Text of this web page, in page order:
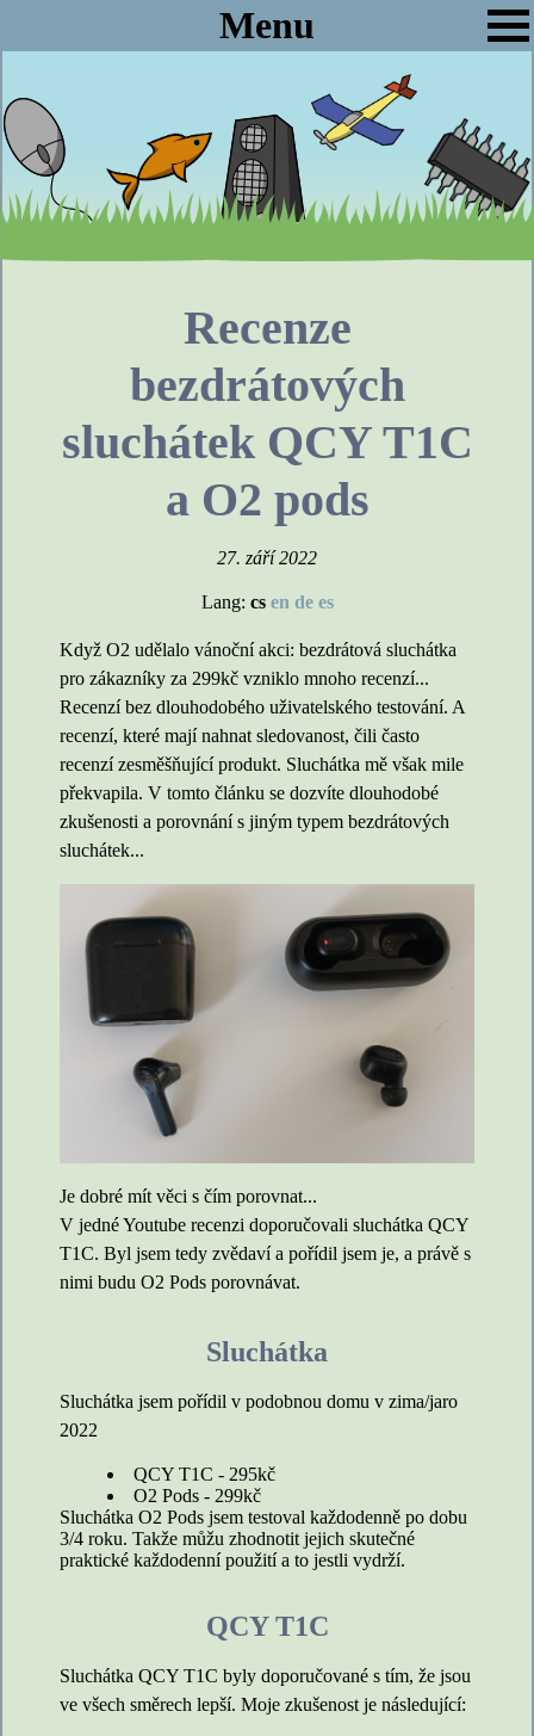
Menu
Recenze
bezdrátových
sluchátek QCY T1C
a O2 pods
27. září 2022
Lang: cs en de es
Když O2 udělalo vánoční akci: bezdrátová sluchátka
pro zákazníky za 299kč vzniklo mnoho recenzí...
Recenzí bez dlouhodobého uživatelského testování. A
recenzí, které mají nahnat sledovanost, čili často
recenzí zesměšňující produkt. Sluchátka mě však mile
překvapila. V tomto článku se dozvíte dlouhodobé
zkušenosti a porovnání s jiným typem bezdrátových
sluchátek...
Je dobré mít věci s čím porovnat...
V jedné Youtube recenzi doporučovali sluchátka QCY
T1C. Byl jsem tedy zvědaví a pořídil jsem je, a právě s
nimi budu O2 Pods porovnávat.
Sluchátka
Sluchátka jsem pořídil v podobnou domu v zima/jaro
2022
QCY T1C - 295kč
O2 Pods - 299kč
Sluchátka O2 Pods jsem testoval každodenně po dobu
3/4 roku. Takže můžu zhodnotit jejich skutečné
praktické každodenní použití a to jestli vydrží.
QCY T1C
Sluchátka QCY T1C byly doporučované s tím, že jsou
ve všech směrech lepší. Moje zkušenost je následující: